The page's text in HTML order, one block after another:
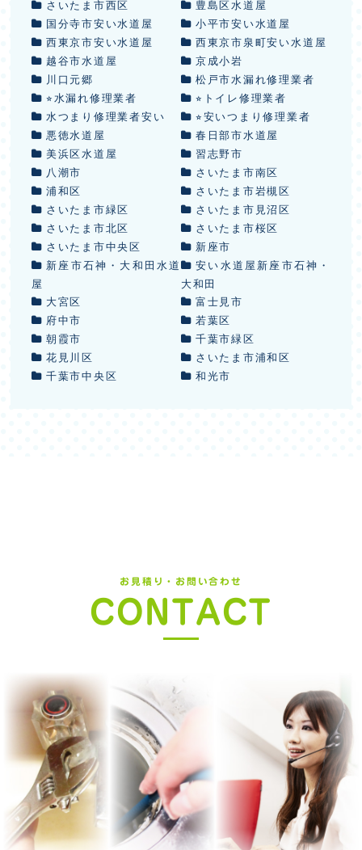
さいたま市西区
豊島区水道屋
国分寺市安い水道屋
小平市安い水道屋
西東京市安い水道屋
西東京市泉町安い水道屋
越谷市水道屋
京成小岩
川口元郷
松戸市水漏れ修理業者
⭐︎水漏れ修理業者
⭐︎トイレ修理業者
水つまり修理業者安い
⭐︎安いつまり修理業者
悪徳水道屋
春日部市水道屋
美浜区水道屋
習志野市
八潮市
さいたま市南区
浦和区
さいたま市岩槻区
さいたま市緑区
さいたま市見沼区
さいたま市北区
さいたま市桜区
さいたま市中央区
新座市
新座市石神・大和田水道
屋
安い水道屋新座市石神・
大和田
大宮区
富士見市
府中市
若葉区
朝霞市
千葉市緑区
花見川区
さいたま市浦和区
千葉市中央区
和光市
お見積り・お問い合わせ
CONTACT